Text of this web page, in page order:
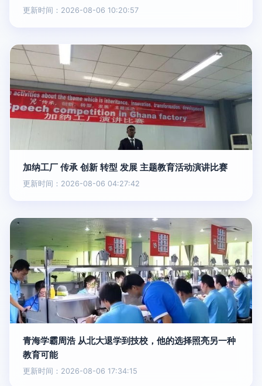
更新时间：2026-08-06 10:20:57
加纳工厂 传承 创新 转型 发展 主题教育活动演讲比赛
更新时间：2026-08-06 04:27:42
青海学霸周浩 从北大退学到技校，他的选择照亮另一种
教育可能
更新时间：2026-08-06 17:34:15